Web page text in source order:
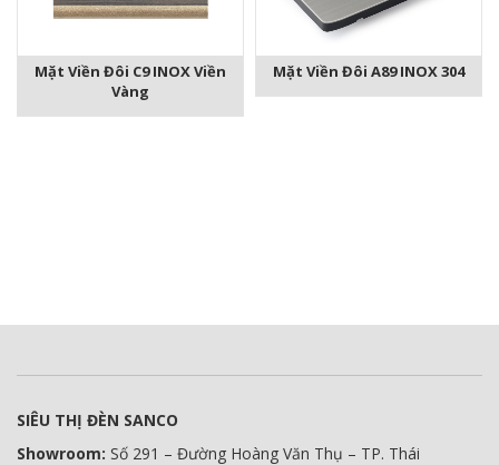
Mặt Viền Đôi C9 INOX Viền
Vàng
Mặt Viền Đôi A89 INOX 304
SIÊU THỊ ĐÈN SANCO
Showroom: Số 291 – Đường Hoàng Văn Thụ – TP. Thái